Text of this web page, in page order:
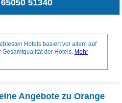
51340
Hotels basiert vor allem auf
der Hotels. Mehr
Angebote zu Orange